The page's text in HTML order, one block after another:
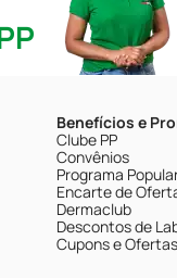
Benefícios e
Clube PP
Convênios
Programa
Encarte de
Dermaclub
Descontos de
Cupons e Ofertas